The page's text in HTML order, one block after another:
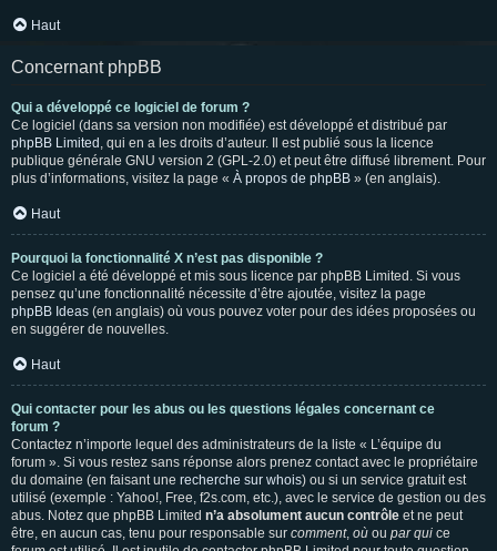
Haut
Concernant phpBB
Qui a développé ce logiciel de forum ?
Ce logiciel (dans sa version non modifiée) est développé et distribué par
phpBB Limited , qui en a les droits d’auteur. Il est publié sous la licence
publique générale GNU version 2 (GPL-2.0) et peut être diffusé librement. Pour
plus d’informations, visitez la page « À propos de phpBB » (en anglais).
Haut
Pourquoi la fonctionnalité X n’est pas disponible ?
Ce logiciel a été développé et mis sous licence par phpBB Limited. Si vous
pensez qu’une fonctionnalité nécessite d’être ajoutée, visitez la page
phpBB Ideas (en anglais) où vous pouvez voter pour des idées proposées ou
en suggérer de nouvelles.
Haut
Qui contacter pour les abus ou les questions légales concernant ce
forum ?
Contactez n’importe lequel des administrateurs de la liste « L’équipe du
forum ». Si vous restez sans réponse alors prenez contact avec le propriétaire
du domaine (en faisant une recherche sur whois) ou si un service gratuit est
utilisé (exemple : Yahoo!, Free, f2s.com, etc.), avec le service de gestion ou des
abus. Notez que phpBB Limited n’a absolument aucun contrôle et ne peut
être, en aucun cas, tenu pour responsable sur comment, où ou par qui ce